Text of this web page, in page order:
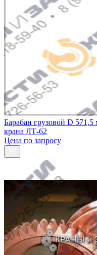
Барабан грузовой D
крана ЛТ-62
Цена по запросу